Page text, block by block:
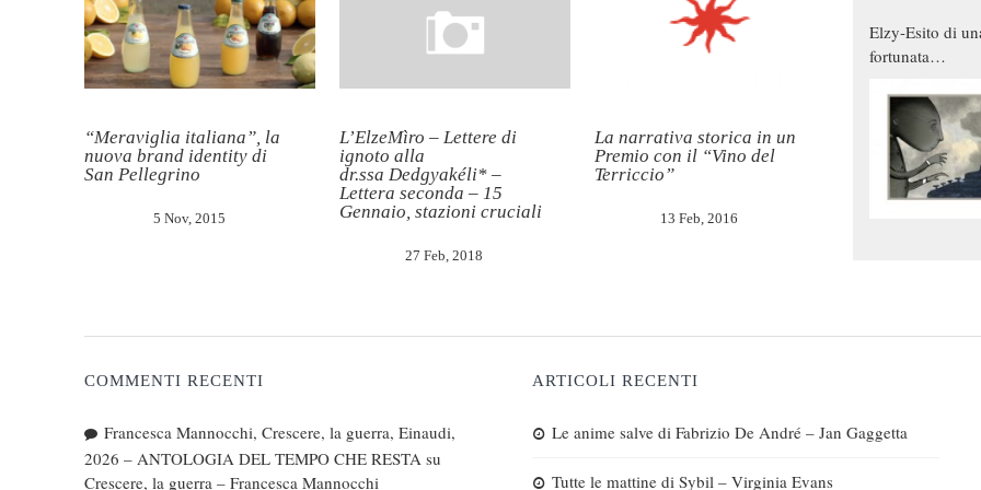
“Meraviglia italiana”, la
nuova brand identity di
San Pellegrino
5 Nov, 2015
L’ElzeMìro – Lettere di
ignoto alla
dr.ssa Dedgyakéli* –
Lettera seconda – 15
Gennaio, stazioni cruciali
27 Feb, 2018
La narrativa storica in un
Premio con il “Vino del
Terriccio”
13 Feb, 2016
Elzy-Esito di
fortunata
COMMENTI RECENTI
Francesca Mannocchi, Crescere, la guerra, Einaudi,
2026 – ANTOLOGIA DEL TEMPO CHE RESTA su
Crescere, la guerra – Francesca Mannocchi
ARTICOLI RECENTI
Le anime salve di Fabrizio De André – Jan Gaggetta
Tutte le mattine di Sybil – Virginia Evans